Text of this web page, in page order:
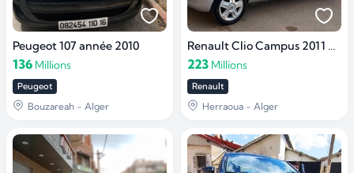
Peugeot 107 année 2010
136 Millions
Peugeot
Bouzareah - Alger
Renault Clio Campus 2011 Extreme
223 Millions
Renault
Herraoua - Alger